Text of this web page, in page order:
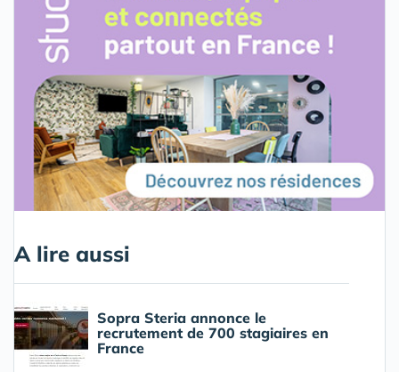
A lire aussi
Sopra Steria annonce le
recrutement de 700 stagiaires en
France